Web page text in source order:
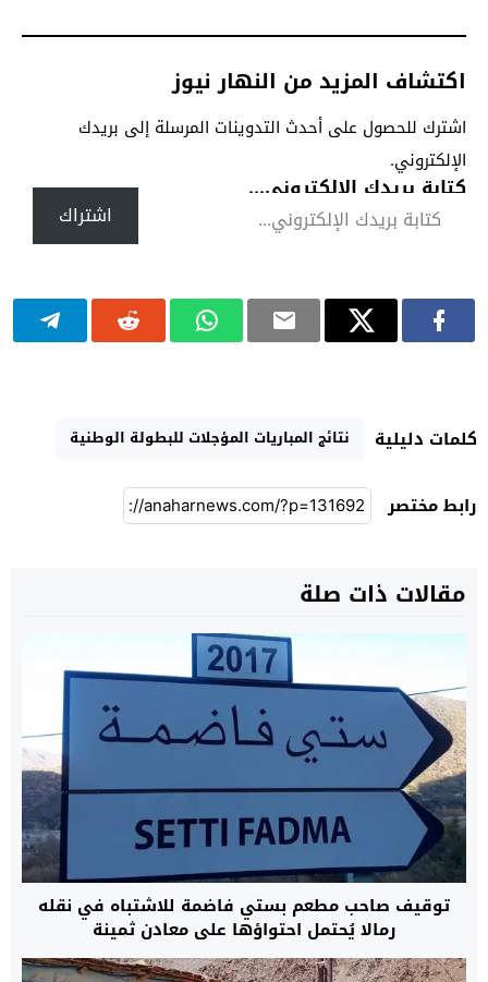
اكتشاف المزيد من النهار نيوز
اشترك للحصول على أحدث التدوينات المرسلة إلى بريدك
الإلكتروني.
كتابة بريدك الإلكتروني...
اشتراك
كلمات دليلية نتائج المباريات المؤجلات للبطولة الوطنية
رابط مختصر
مقالات ذات صلة
توقيف صاحب مطعم بستي فاضمة للاشتباه في نقله
رمالا يُحتمل احتواؤها على معادن ثمينة